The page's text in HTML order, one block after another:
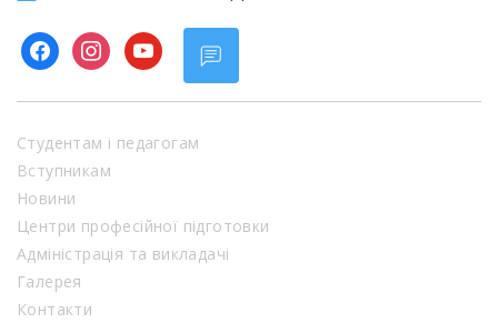
facebookinstagram
youtube
Студентам і педагогам
Вступникам
Новини
Центри професійної підготовки
Адміністрація та викладачі
Галерея
Контакти